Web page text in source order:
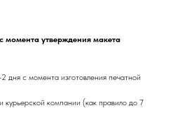
момента утверждения макета
дня с момента изготовления печатной
курьерской компании (как правило до 7